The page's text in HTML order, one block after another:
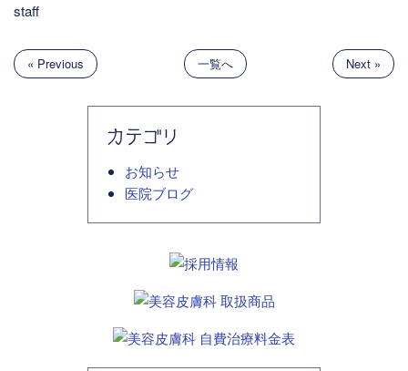
staff
« Previous 一覧へ Next »
カテゴリ
お知らせ
医院ブログ